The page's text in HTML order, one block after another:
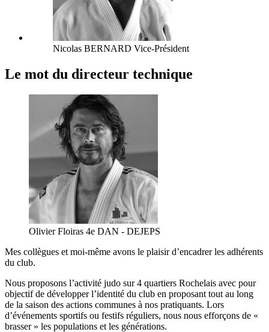
Nicolas BERNARD Vice-Président
Le mot du directeur technique
Olivier Floiras 4e DAN - DEJEPS
Mes collègues et moi-même avons le plaisir d’encadrer les adhérents
du club.
Nous proposons l’activité judo sur 4 quartiers Rochelais avec pour
objectif de développer l’identité du club en proposant tout au long
de la saison des actions communes à nos pratiquants. Lors
d’événements sportifs ou festifs réguliers, nous nous efforçons de «
brasser » les populations et les générations.